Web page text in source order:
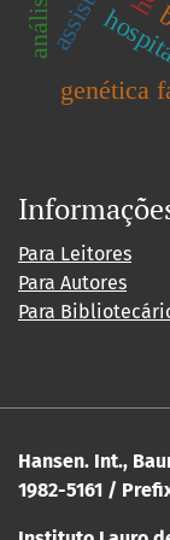
genética
Para Leitores
Para Autores
Para
Hansen. Int.,
1982-5161 /